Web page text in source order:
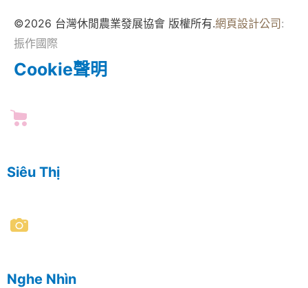
©2026 台灣休閒農業發展協會 版權所有.網頁設計公司:
振作國際
Cookie聲明
Siêu Thị
Nghe Nhìn